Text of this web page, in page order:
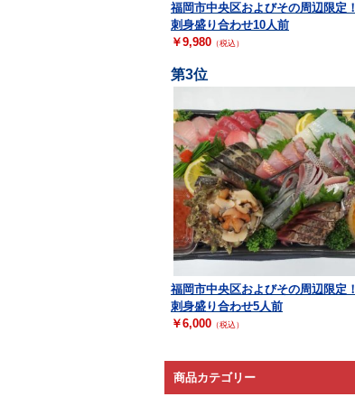
福岡市中央区およびその周辺限定！
刺身盛り合わせ10人前
￥9,980 （税込）
福岡市中央区およびその周辺限定！
刺身盛り合わせ5人前
￥6,000 （税込）
商品カテゴリー